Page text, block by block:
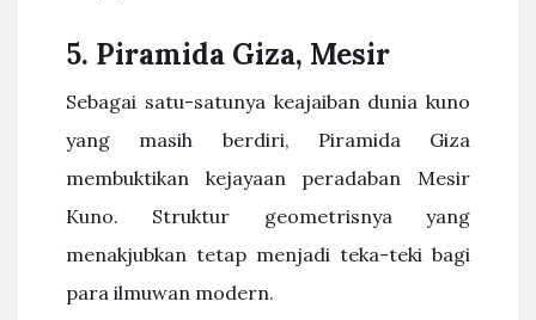
5. Piramida Giza, Mesir
Sebagai satu-satunya keajaiban dunia kuno
yang masih berdiri, Piramida Giza
membuktikan kejayaan peradaban Mesir
Kuno. Struktur geometrisnya yang
menakjubkan tetap menjadi teka-teki bagi
para ilmuwan modern.